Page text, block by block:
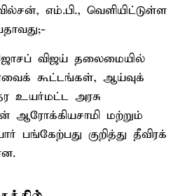
எம்.பி., வெளியிட்டுள்ள
விஜய் தலைமையில்
கூட்டங்கள், ஆய்வுக்
உயர்மட்ட அரசு
மற்றும்
பங்கேற்பது குறித்து தீவிரக்